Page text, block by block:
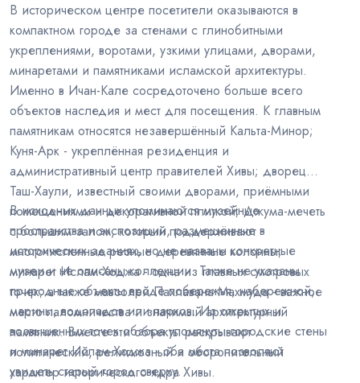
В историческом центре посетители оказываются в
компактном городе за стенами с глинобитными
укреплениями, воротами, узкими улицами, дворами,
минаретами и памятниками исламской архитектуры.
Именно в Ичан-Кале сосредоточено больше всего
объектов наследия и мест для посещения. К главным
памятникам относятся незавершённый Кальта-Минор;
Куня-Арк - укреплённая резиденция и
административный центр правителей Хивы; дворец
Таш-Хаули, известный своими дворами, приёмными
помещениями и декоративной плиткой; Джума-мечеть
с большим залом, который поддерживают
многочисленные резные деревянные колонны;
минарет Ислам-Ходжа - одна из главных смотровых
точек; а также мавзолей Пахлавана Махмуда - важное
место паломничества и значимый архитектурный
памятник. Вместе эти объекты раскрывают
политический, религиозный и оборонительный
характер исторического ядра Хивы.
В исходных данных упоминаются музейные
пространства и экспозиции, размещённые в
исторических зданиях, но не названы конкретные
музеи и не описаны коллекции. Также не указаны
природные объекты вроде побережья, набережной,
марины, водопадов или парков. Из открытых и
возвышенных точек обзора упомянуты городские стены
и минарет Ислам-Ходжа - оба места позволяют
увидеть старый город сверху.